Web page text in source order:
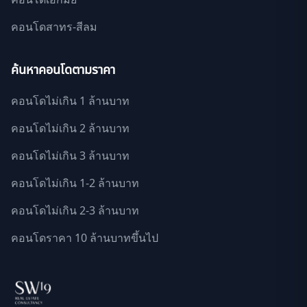
คอนโดสาทร-สีลม
ค้นหาคอนโดตามราคา
คอนโดไม่เกิน 1 ล้านบาท
คอนโดไม่เกิน 2 ล้านบาท
คอนโดไม่เกิน 3 ล้านบาท
คอนโดไม่เกิน 1-2 ล้านบาท
คอนโดไม่เกิน 2-3 ล้านบาท
คอนโดราคา 10 ล้านบาทขึ้นไป